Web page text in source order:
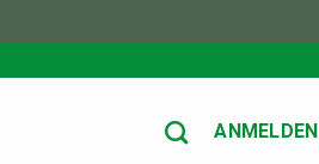
ANMELDEN